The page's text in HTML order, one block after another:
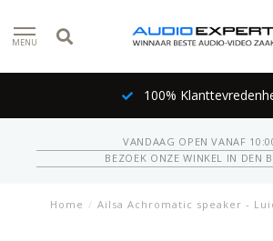
MENU
100%
VANDAAG OPEN VANAF
BEZOEK ONZE WINKEL IN DEN
Home / Ailsa Achromatic speaker -